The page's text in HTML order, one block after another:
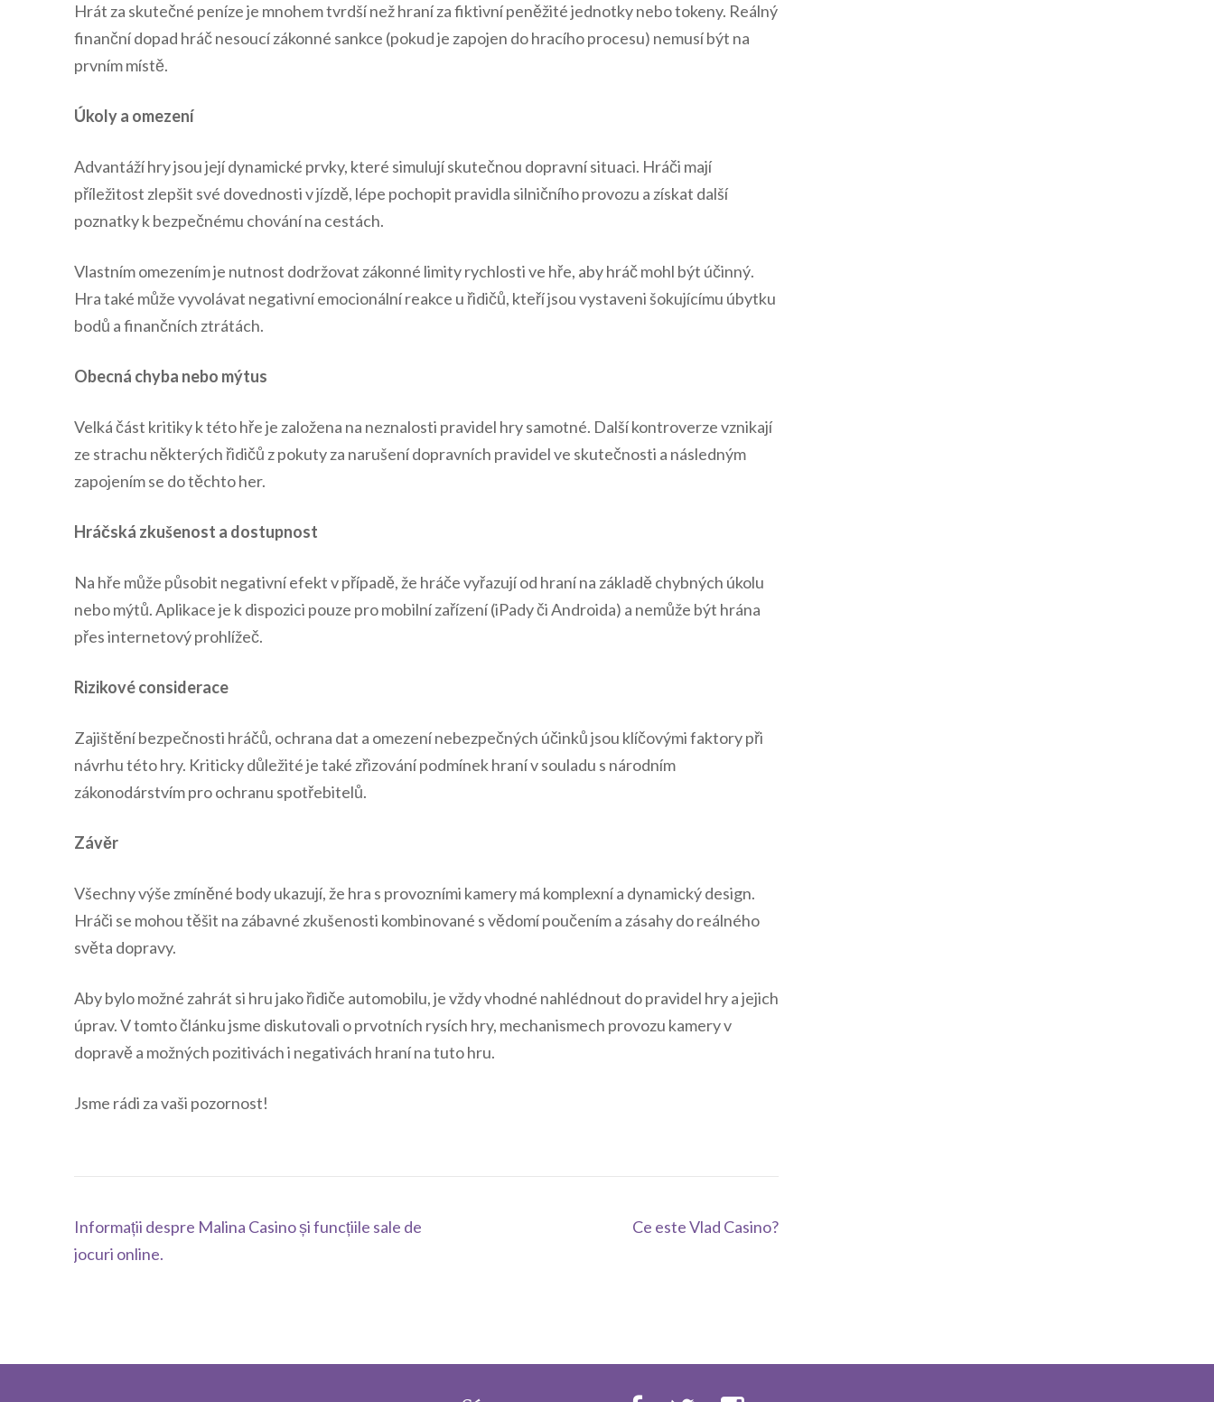
Hrát za skutečné peníze je mnohem tvrdší než hraní za fiktivní peněžité jednotky nebo tokeny. Reálný
finanční dopad hráč nesoucí zákonné sankce (pokud je zapojen do hracího procesu) nemusí být na
prvním místě.
Úkoly a omezení
Advantáží hry jsou její dynamické prvky, které simulují skutečnou dopravní situaci. Hráči mají
příležitost zlepšit své dovednosti v jízdě, lépe pochopit pravidla silničního provozu a získat další
poznatky k bezpečnému chování na cestách.
Vlastním omezením je nutnost dodržovat zákonné limity rychlosti ve hře, aby hráč mohl být účinný.
Hra také může vyvolávat negativní emocionální reakce u řidičů, kteří jsou vystaveni šokujícímu úbytku
bodů a finančních ztrátách.
Obecná chyba nebo mýtus
Velká část kritiky k této hře je založena na neznalosti pravidel hry samotné. Další kontroverze vznikají
ze strachu některých řidičů z pokuty za narušení dopravních pravidel ve skutečnosti a následným
zapojením se do těchto her.
Hráčská zkušenost a dostupnost
Na hře může působit negativní efekt v případě, že hráče vyřazují od hraní na základě chybných úkolu
nebo mýtů. Aplikace je k dispozici pouze pro mobilní zařízení (iPady či Androida) a nemůže být hrána
přes internetový prohlížeč.
Rizikové considerace
Zajištění bezpečnosti hráčů, ochrana dat a omezení nebezpečných účinků jsou klíčovými faktory při
návrhu této hry. Kriticky důležité je také zřizování podmínek hraní v souladu s národním
zákonodárstvím pro ochranu spotřebitelů.
Závěr
Všechny výše zmíněné body ukazují, že hra s provozními kamery má komplexní a dynamický design.
Hráči se mohou těšit na zábavné zkušenosti kombinované s vědomí poučením a zásahy do reálného
světa dopravy.
Aby bylo možné zahrát si hru jako řidiče automobilu, je vždy vhodné nahlédnout do pravidel hry a jejich
úprav. V tomto článku jsme diskutovali o prvotních rysích hry, mechanismech provozu kamery v
dopravě a možných pozitivách i negativách hraní na tuto hru.
Jsme rádi za vaši pozornost!
Navegación
de
Informații despre Malina Casino și funcțiile sale de
jocuri online.
Ce este Vlad Casino?